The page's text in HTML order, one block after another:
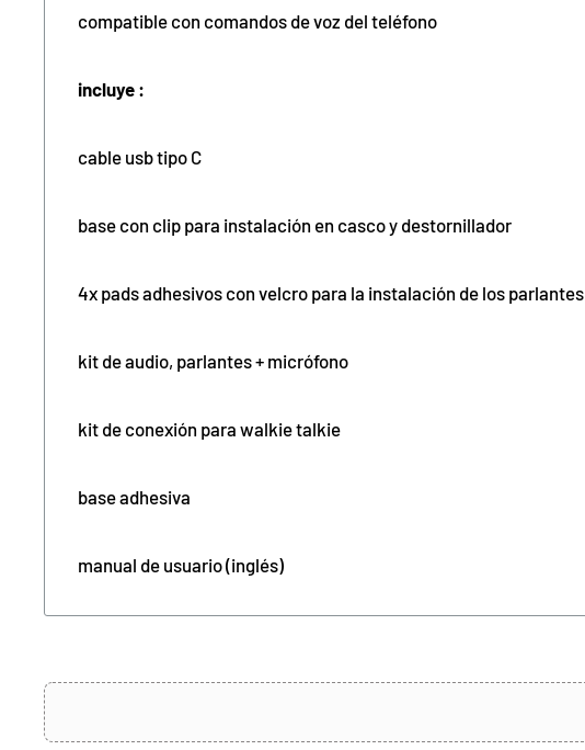
compatible con comandos de voz del teléfono
incluye :
cable usb tipo C
base con clip para instalación en casco y destornillador
4x pads adhesivos con velcro para la instalación de los parlantes
kit de audio, parlantes + micrófono
kit de conexión para walkie talkie
base adhesiva
manual de usuario (inglés)